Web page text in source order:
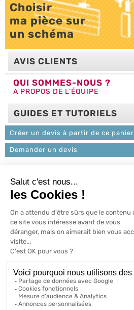
Choisir
ma pièce sur
un schéma
AVIS CLIENTS
QUI SOMMES-NOUS ?
A PROPOS DE L'ÉQUIPE
GUIDES ET TUTORIELS
Créer un devis à partir de ce panier
Demander un devis
SERVICES
INFORMATIONS
A propos de 100% volets roulant
Conditions générales de vente